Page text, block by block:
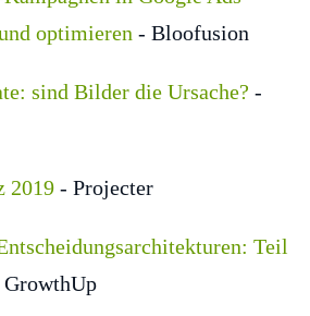
optimieren - Bloofusion
sind Bilder die Ursache? -
2019 - Projecter
Teil